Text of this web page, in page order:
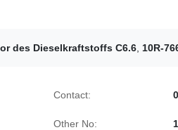
des Dieselkraftstoffs C6.6 10R-
Contact:
Other No: